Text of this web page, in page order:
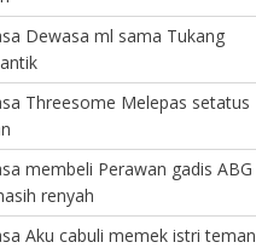
Dewasa ml sama Tukang
Threesome Melepas setatus
membeli Perawan gadis ABG
renyah
Aku cabuli memek istri teman